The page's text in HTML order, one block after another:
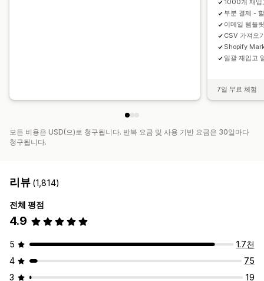
1000개 재입
부분 결제 -
이메일 템플
CSV 가져오
Shopify
일괄 재입고
7일 무료 체험
모든 비용은 USD(으)로 청구됩니다. 반복 요금 및 사용 기반 요금은 30일마다
청구됩니다.
리뷰 (1,814)
전체 평점
4.9
5
1.7천
4
75
3
19